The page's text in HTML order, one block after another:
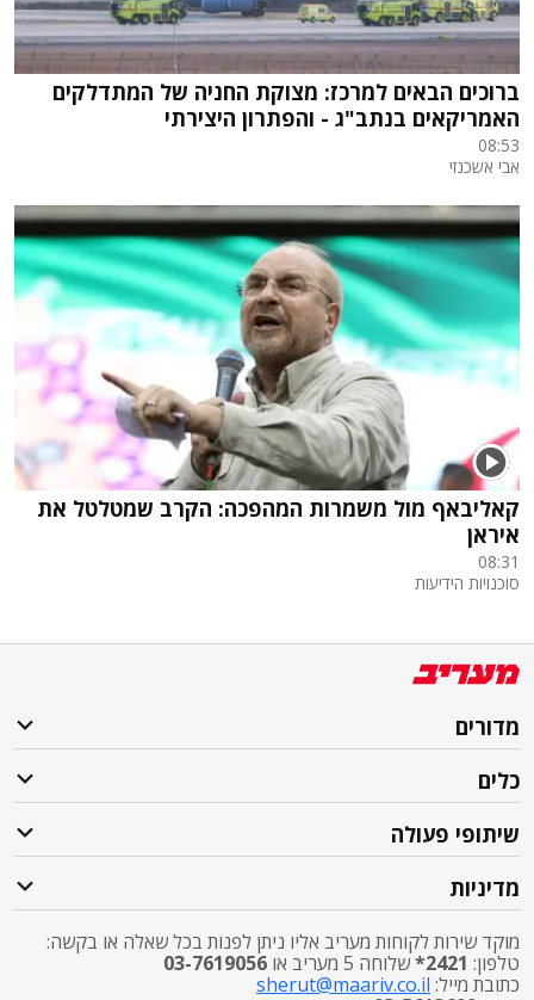
ברוכים הבאים למרכז: מצוקת החניה של המתדלקים
האמריקאים בנתב"ג - והפתרון היצירתי
08:53
אבי אשכנזי
קאליבאף מול משמרות המהפכה: הקרב שמטלטל את
איראן
08:31
סוכנויות הידיעות
מדורים
כלים
שיתופי פעולה
מדיניות
מוקד שירות לקוחות מעריב אליו ניתן לפנות בכל שאלה או בקשה:
טלפון: 2421* שלוחה 5 מעריב או
03-7619056
כתובת מייל: sherut@maariv.co.il